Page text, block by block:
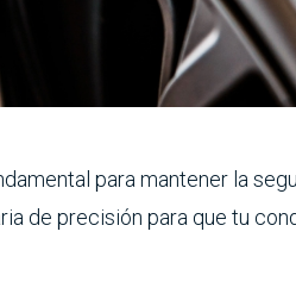
para mantener la
de precisión para que tu